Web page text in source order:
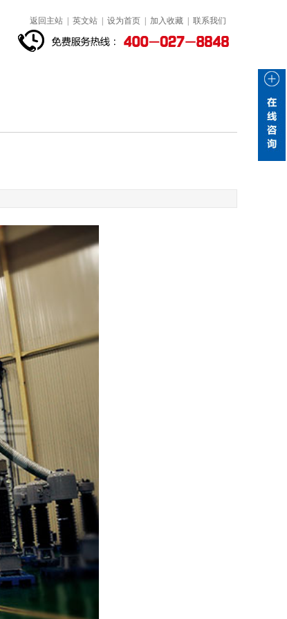
返回主站 英文站 设为首页 加入收藏 联系我们